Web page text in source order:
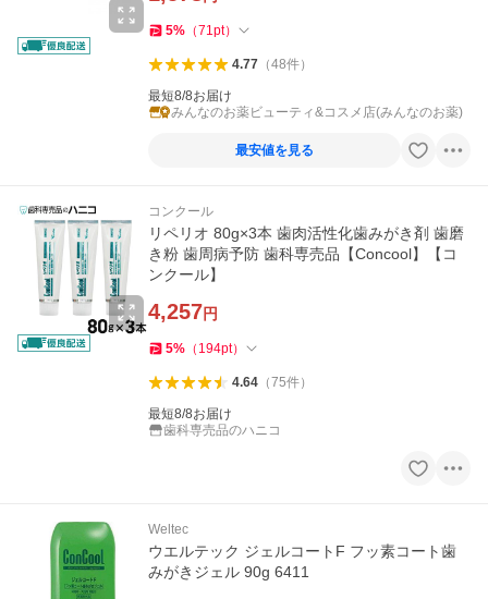
5% （71pt）
4.77（48件）
最短8/8お届け
みんなのお薬ビューティ&コスメ店(みんなのお薬)
最安値を見る
コンクール
リペリオ 80g×3本 歯肉活性化歯みがき剤 歯磨
き粉 歯周病予防 歯科専売品【Concool】【コ
ンクール】
4,257円
5% （ 194pt）
4.64（75件）
最短8/8お届け
歯科専売品のハニコ
Weltec
ウエルテック ジェルコートF フッ素コート歯
みがきジェル 90g 6411